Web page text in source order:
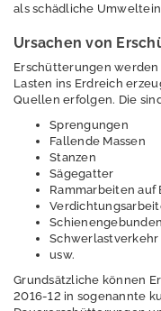
Grundlagen
n
Beurteilung
Minderungsmaßnah
men
Literatur
Geografische
e
als schädliche
Ursachen von
Erschütterungen
Lasten ins Erdreich
Quellen erfolgen. Die
Sprengungen
Fallende Massen
Stanzen
Sägegatter
Rammarbeiten auf
Schwerlastverkehr
usw.
Grundsätzliche können
2016-12 in sogenannte